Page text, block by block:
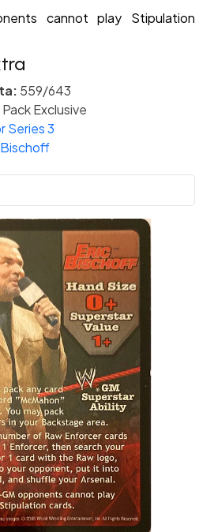
cannot play Stipulation
559/643
Exclusive
Series 3
Bischoff